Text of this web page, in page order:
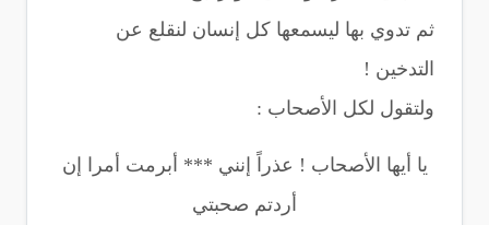
ثم تدوي بها ليسمعها كل إنسان لنقلع عن
التدخين !
ولتقول لكل الأصحاب :
يا أيها الأصحاب ! عذراً إنني *** أبرمت أمرا إن
أردتم صحبتي